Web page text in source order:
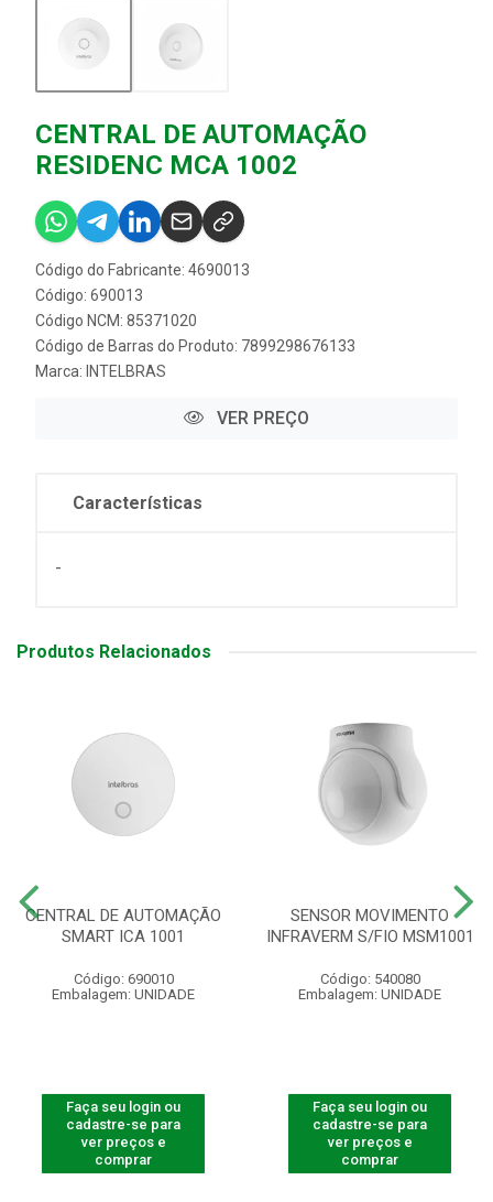
CENTRAL DE AUTOMAÇÃO
RESIDENC MCA 1002
Código do Fabricante: 4690013
Código: 690013
Código NCM: 85371020
Código de Barras do Produto: 7899298676133
Marca: INTELBRAS
VER PREÇO
Características
-
Produtos Relacionados
CENTRAL DE AUTOMAÇÃO
SMART ICA 1001
Código: 690010
Embalagem: UNIDADE
Faça seu login ou
cadastre-se para
ver preços e
comprar
SENSOR MOVIMENTO
INFRAVERM S/FIO MSM1001
Código: 540080
Embalagem: UNIDADE
Faça seu login ou
cadastre-se para
ver preços e
comprar